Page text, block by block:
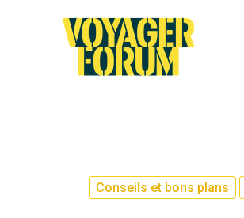
Conseils et bons plans